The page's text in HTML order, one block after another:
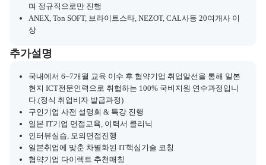
며 정규직으로만 진행
ANEX, Ton SOFT, 브라이트스타, NEZOT, CAL사등 20여개사 이
상
추가설명
부트캠프와 관련된 추가 안내 및 참고 사항을 제공한다.
국내에서 6~7개월 교육 이수 후 협약기업 취업알선을 통해 일본
현지 ICT전문인력으로 취헙하는 100% 국비지원 연수과정입니
다.(정식 취업비자 발급과정)
구인기업 사전 설명회 & 특강 진행
일본 IT기업 면접교육, 이력서 클리닉
인터뷰실습, 모의면접진행
일본취업에 맞춘 차별화된 IT핵심기술 코칭
협약기업 다이렉트 추천매칭